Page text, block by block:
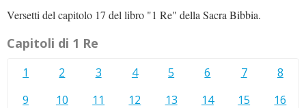
Versetti del capitolo 17 del libro "1 Re" della Sacra Bibbia.
Capitoli di 1 Re
1 2 3 4 5 6 7
8
9
10 11 12 13 14 15 16